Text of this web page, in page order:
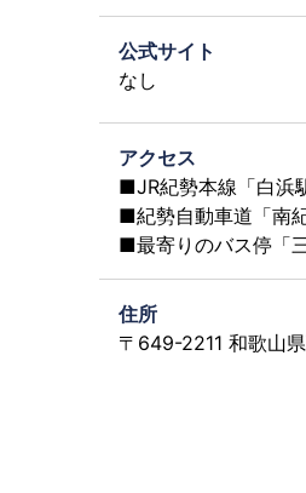
公式サイト
なし
アクセス
■JR紀勢本線「白浜
■紀勢自動車道「南
■最寄りのバス停「
住所
〒649-2211 和歌山